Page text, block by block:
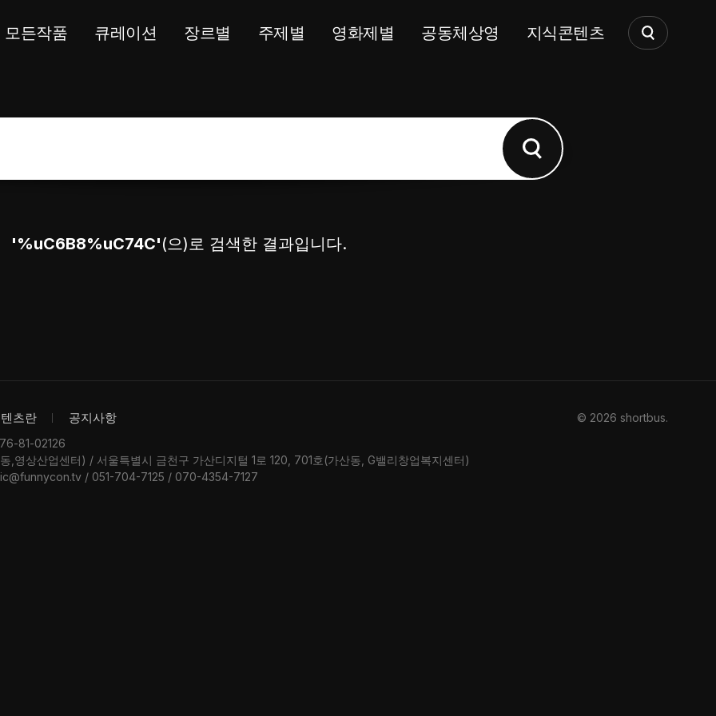
모든작품 큐레이션 장르별 주제별 영화제별 공동체상영 지식콘텐츠
'%uC6B8%uC74C'(으)로 검색한 결과입니다.
츠란 공지사항
81-02126
영상산업센터) / 서울특별시 금천구 가산디지털 1로 120, 701호(가산동, G밸리창업복지센터)
/ 051-704-7125 / 070-4354-7127
© 2026 shortbus.